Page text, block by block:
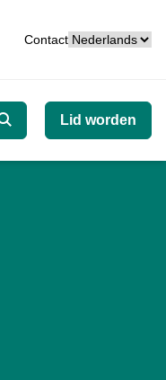
ContactTaal
Zoeken
Lid worden